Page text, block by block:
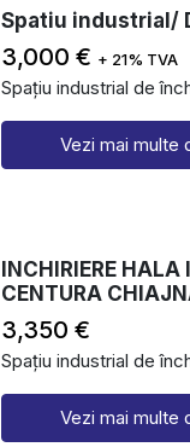
Spatiu industrial/
3,000 € + 21% TVA
Spațiu industrial de
Vezi mai multe
INCHIRIERE HALA
CENTURA
3,350 €
Spațiu industrial de
Vezi mai multe